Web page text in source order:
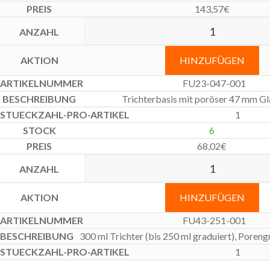
143,57€
HINZUFÜGEN
FU23-047-001
Trichterbasis mit poröser 47 mm
1
6
68,02€
HINZUFÜGEN
FU43-251-001
300 ml Trichter (bis 250 ml graduiert),
1